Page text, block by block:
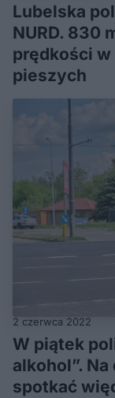
Lubelska
NURD. 830
prędkości
pieszych
2 czerwca 2022
W piątek
alkohol”.
spotkać